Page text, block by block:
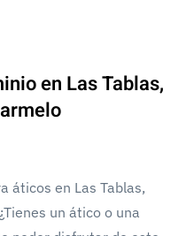
en Las Tablas,
áticos en Las Tablas,
un ático o una